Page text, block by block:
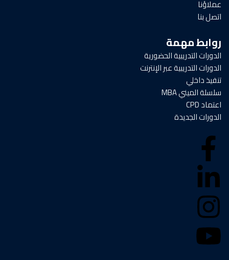
عملاؤنا
اتصل بنا
روابط مهمة
الدورات التدريبية الحضورية
الدورات التدريبية عبر الإنترنت
تنفيذ داخلي
سلسلة الميني MBA
اعتماد CPD
الدورات الجديدة